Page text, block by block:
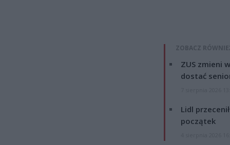
ZOBACZ
ZUS zmieni
dostać
Lidl
początek